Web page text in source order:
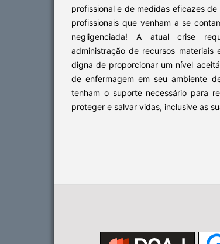
profissional e de medidas eficazes
profissionais que venham a se
negligenciada! A atual crise
administração de recursos materiais
digna de proporcionar um nível
de enfermagem em seu ambiente
tenham o suporte necessário para
proteger e salvar vidas, inclusive as